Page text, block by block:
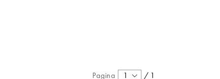
Pagina 1 / 1